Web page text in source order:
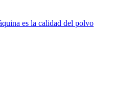
es la calidad del polvo